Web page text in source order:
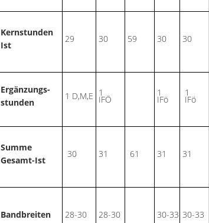
Kernstunden
Ist
29 30 59 30 30
Ergänzungs-
stunden
1 D,M,E 1
IFÖ
1
IFö
1
IFö
Summe
Gesamt-Ist
30 31 61 31 31
Bandbreiten 28-30 28-30 30-33 30-33